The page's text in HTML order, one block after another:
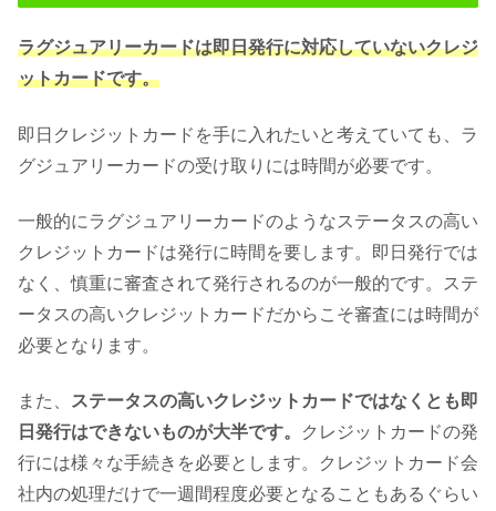
ラグジュアリーカードは即日発行に対応していないクレジ
ットカードです。
即日クレジットカードを手に入れたいと考えていても、ラ
グジュアリーカードの受け取りには時間が必要です。
一般的にラグジュアリーカードのようなステータスの高い
クレジットカードは発行に時間を要します。即日発行では
なく、慎重に審査されて発行されるのが一般的です。ステ
ータスの高いクレジットカードだからこそ審査には時間が
必要となります。
また、
ステータスの高いクレジットカードではなくとも即
日発行はできないものが大半です。
クレジットカードの発
行には様々な手続きを必要とします。クレジットカード会
社内の処理だけで一週間程度必要となることもあるぐらい